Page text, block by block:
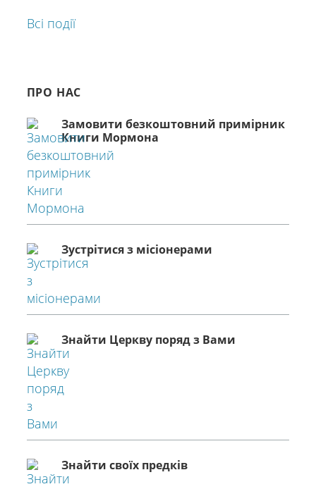
Всі події
ПРО НАС
Замовити безкоштовний примірник
Книги Мормона
Зустрітися з місіонерами
Знайти Церкву поряд з Вами
Знайти своїх предків